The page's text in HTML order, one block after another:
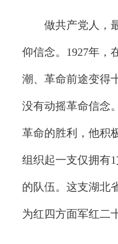
做共产党人，最
仰信念。1927年，
潮、革命前途变得
没有动摇革命信念
革命的胜利，他积
组织起一支仅拥有
的队伍。这支湖北
为红四方面军红二